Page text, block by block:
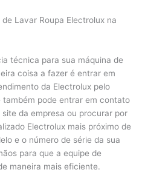
Lavar Roupa Electrolux na
técnica para sua máquina de
coisa a fazer é entrar em
da Electrolux pelo
pode entrar em contato
da empresa ou procurar por
Electrolux mais próximo de
e o número de série da sua
para que a equipe de
maneira mais eficiente.